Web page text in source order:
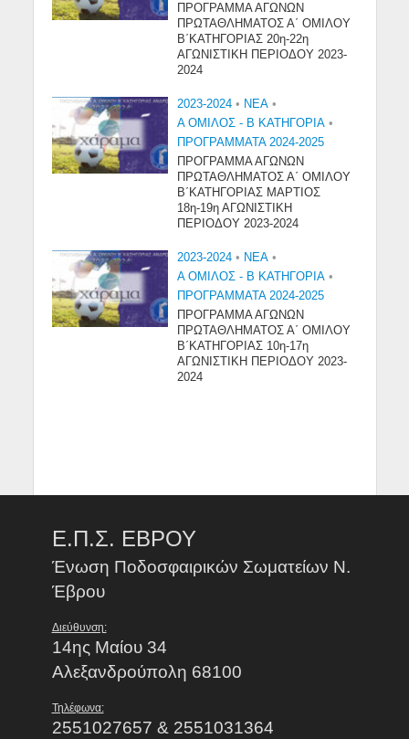
ΠΡΟΓΡΑΜΜΑ ΑΓΩΝΩΝ
ΠΡΩΤΑΘΛΗΜΑΤΟΣ Α΄ ΟΜΙΛΟΥ
Β΄ΚΑΤΗΓΟΡΙΑΣ 20η-22η
ΑΓΩΝΙΣΤΙΚΗ ΠΕΡΙΟΔΟΥ 2023-
2024
2023-2024 • NEA •
Α ΟΜΙΛΟΣ - Β ΚΑΤΗΓΟΡΙΑ •
ΠΡΟΓΡΑΜΜΑΤΑ 2024-2025
ΠΡΟΓΡΑΜΜΑ ΑΓΩΝΩΝ
ΠΡΩΤΑΘΛΗΜΑΤΟΣ Α΄ ΟΜΙΛΟΥ
Β΄ΚΑΤΗΓΟΡΙΑΣ ΜΑΡΤΙΟΣ
18η-19η ΑΓΩΝΙΣΤΙΚΗ
ΠΕΡΙΟΔΟΥ 2023-2024
2023-2024 • NEA •
Α ΟΜΙΛΟΣ - Β ΚΑΤΗΓΟΡΙΑ •
ΠΡΟΓΡΑΜΜΑΤΑ 2024-2025
ΠΡΟΓΡΑΜΜΑ ΑΓΩΝΩΝ
ΠΡΩΤΑΘΛΗΜΑΤΟΣ Α΄ ΟΜΙΛΟΥ
Β΄ΚΑΤΗΓΟΡΙΑΣ 10η-17η
ΑΓΩΝΙΣΤΙΚΗ ΠΕΡΙΟΔΟΥ 2023-
2024
Ε.Π.Σ. ΕΒΡΟΥ
Ένωση Ποδοσφαιρικών Σωματείων Ν.
Έβρου
Διεύθυνση:
14ης Μαίου 34
Αλεξανδρούπολη 68100
Τηλέφωνα:
2551027657 & 2551031364